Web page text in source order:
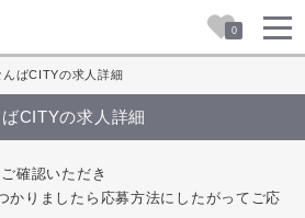
0
ばCITYの求人詳細
CITYの求人詳細
確認いただき
かりましたら応募方法にしたがってご応